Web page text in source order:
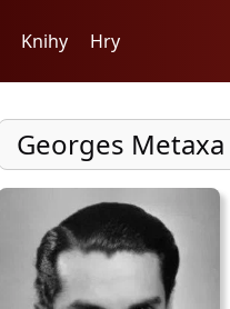
Knihy Hry
Georges Metaxa